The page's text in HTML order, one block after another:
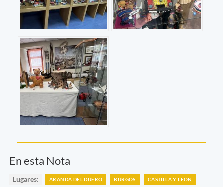
En esta Nota
Lugares: ARANDA DEL DUERO BURGOS CASTILLA Y LEON